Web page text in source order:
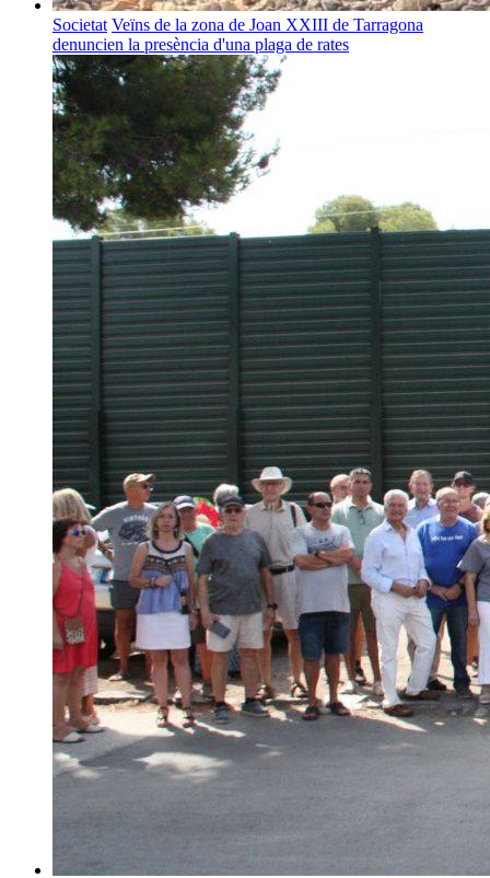
Societat Veïns de la zona de Joan XXIII de Tarragona
denuncien la presència d'una plaga de rates